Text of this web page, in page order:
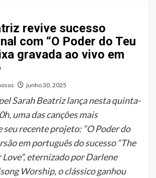
revive sucesso
com “O Poder do Teu
gravada ao vivo em
junho 30, 2025
Sarah Beatriz lança nesta quinta-
uma das canções mais
seu recente projeto: “O Poder do
em português do sucesso “The
eternizado por Darlene
Worship, o clássico ganhou